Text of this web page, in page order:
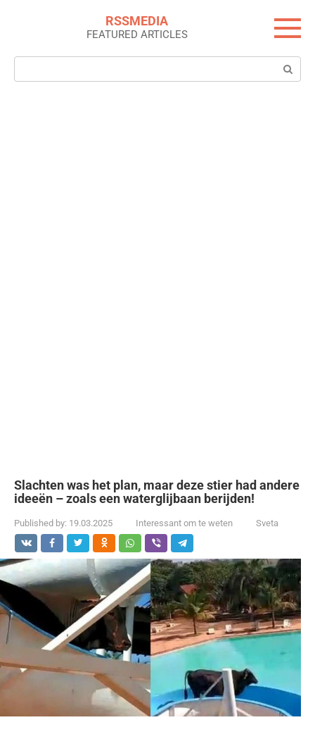
RSSMEDIA
FEATURED ARTICLES
Search:
Slachten was het plan, maar deze stier had andere
ideeën – zoals een waterglijbaan berijden!
Published by: 19.03.2025 Interessant om te weten Sveta